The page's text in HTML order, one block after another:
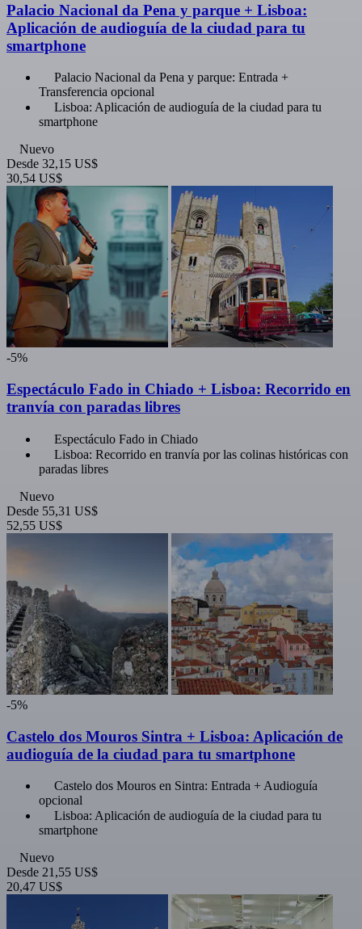
Palacio Nacional da Pena y parque + Lisboa:
Aplicación de audioguía de la ciudad para tu
smartphone
Palacio Nacional da Pena y parque: Entrada +
Transferencia opcional
Lisboa: Aplicación de audioguía de la ciudad para tu
smartphone
Nuevo
Desde 32,15 US$
30,54 US$
-5%
Espectáculo Fado in Chiado + Lisboa: Recorrido en
tranvía con paradas libres
Espectáculo Fado in Chiado
Lisboa: Recorrido en tranvía por las colinas históricas con
paradas libres
Nuevo
Desde 55,31 US$
52,55 US$
-5%
Castelo dos Mouros Sintra + Lisboa: Aplicación de
audioguía de la ciudad para tu smartphone
Castelo dos Mouros en Sintra: Entrada + Audioguía
opcional
Lisboa: Aplicación de audioguía de la ciudad para tu
smartphone
Nuevo
Desde 21,55 US$
20,47 US$